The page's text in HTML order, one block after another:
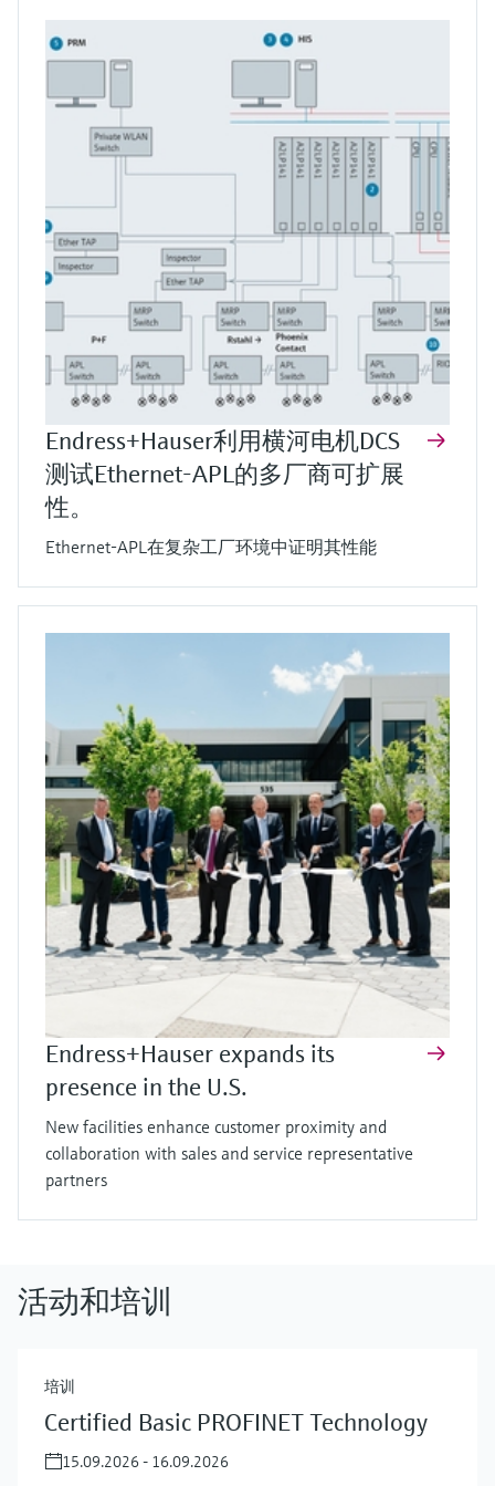
Endress+Hauser利用横河电机DCS
测试Ethernet-APL的多厂商可扩展
性。
Ethernet-APL在复杂工厂环境中证明其性能
Endress+Hauser expands its
presence in the U.S.
New facilities enhance customer proximity and
collaboration with sales and service representative
partners
活动和培训
培训
Certified Basic PROFINET Technology
15.09.2026 - 16.09.2026